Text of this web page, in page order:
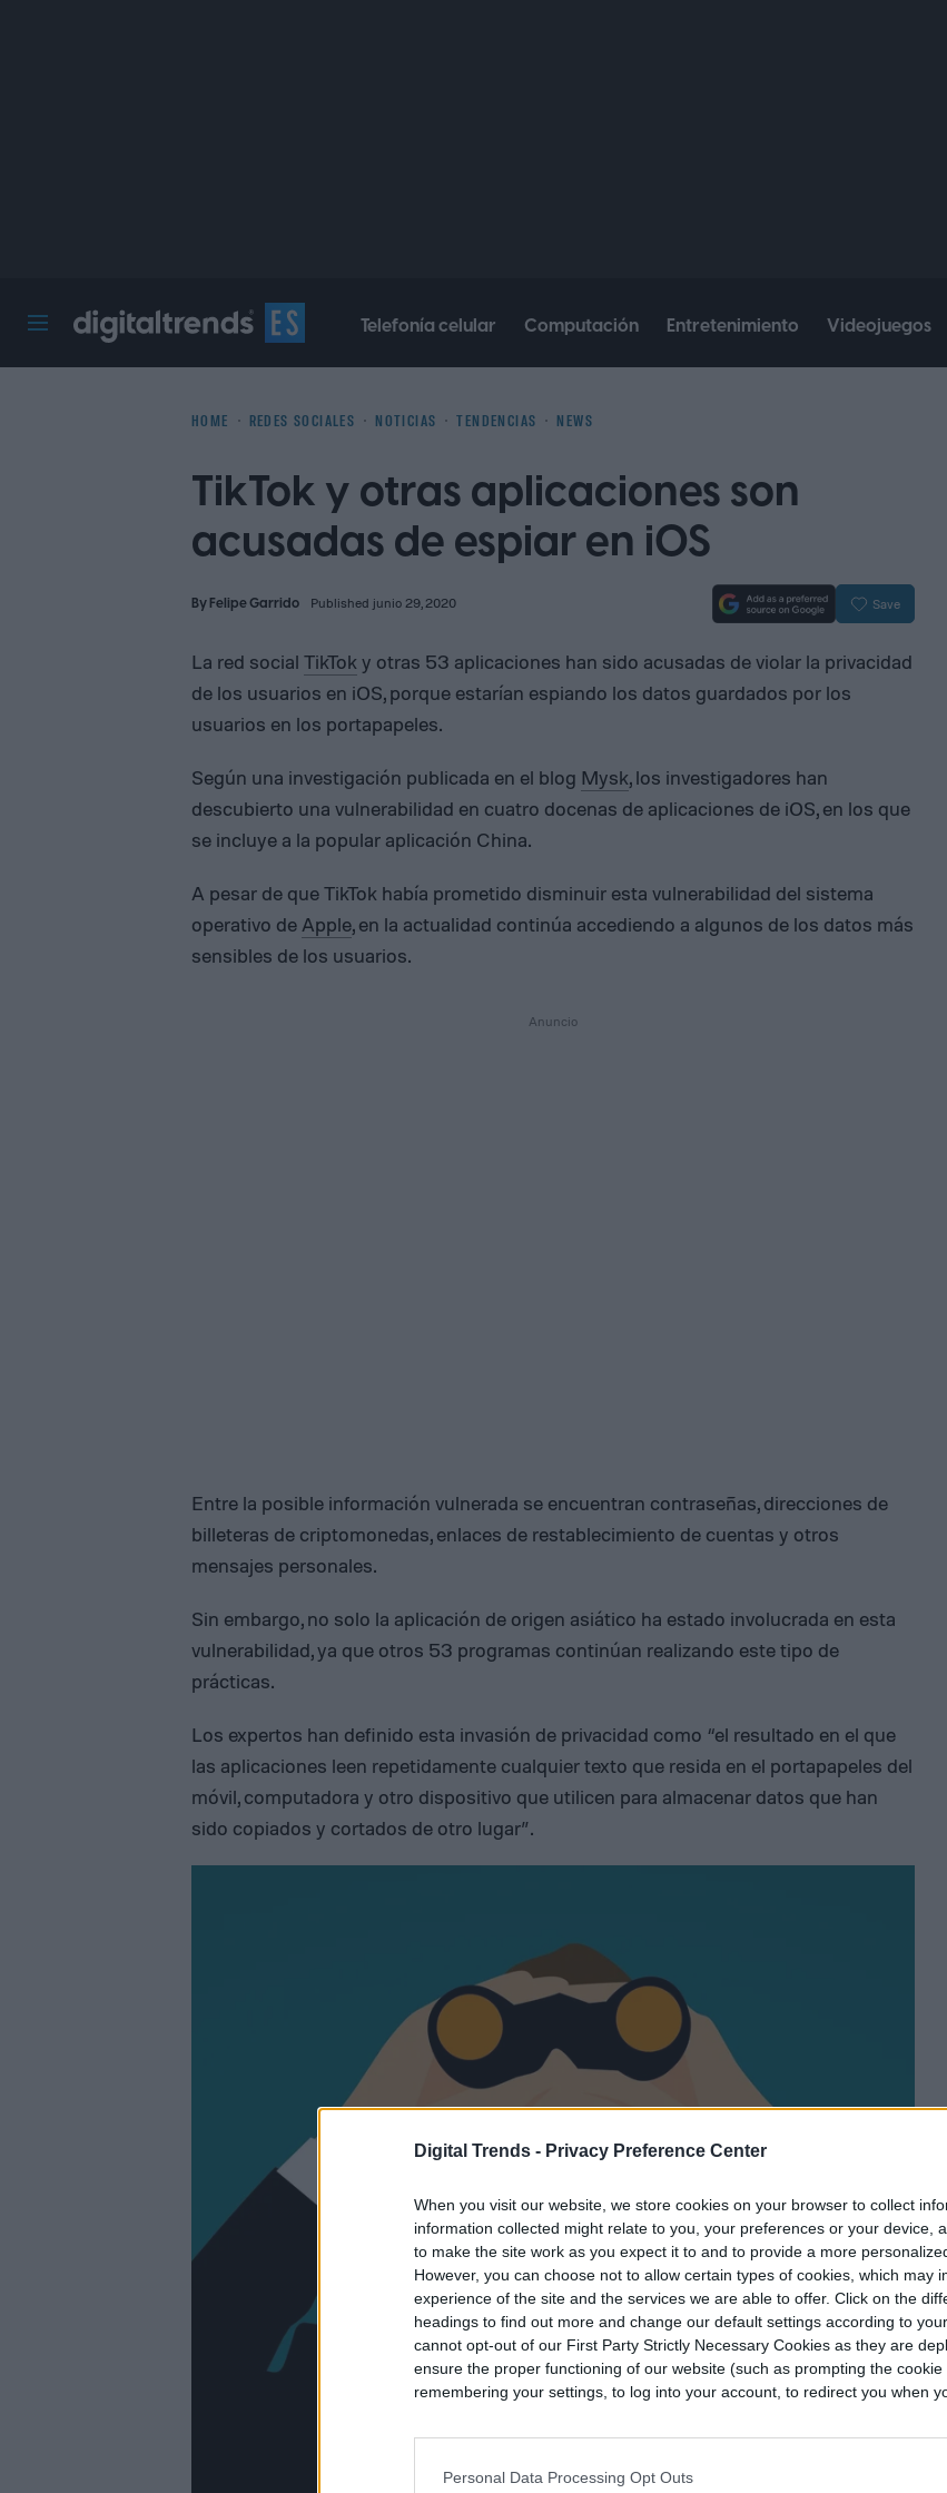
Digital Trends - Privacy Preference Center
When you visit our website, we store cookies on your browser to collect
information collected might relate to you, your preferences or your device,
to make the site work as you expect it to and to provide a more
However, you can choose not to allow certain types of cookies, which may
experience of the site and the services we are able to offer. Click on the
headings to find out more and change our default settings according to
cannot opt-out of our First Party Strictly Necessary Cookies as they are
ensure the proper functioning of our website (such as prompting the cookie
remembering your settings, to log into your account, to redirect you when
Personal Data Processing Opt Outs
Telefonía celular Computación Entretenimiento Videojuegos
HOME REDES SOCIALES NOTICIAS TENDENCIAS NEWS
TikTok y otras aplicaciones son
acusadas de espiar en iOS
ByFelipe Garrido Published junio 29, 2020 Save
La red social TikTok y otras 53 aplicaciones han sido acusadas de violar la privacidad
de los usuarios en iOS, porque estarían espiando los datos guardados por los
usuarios en los portapapeles.
Según una investigación publicada en el blog Mysk, los investigadores han
descubierto una vulnerabilidad en cuatro docenas de aplicaciones de iOS, en los que
se incluye a la popular aplicación China.
A pesar de que TikTok había prometido disminuir esta vulnerabilidad del sistema
operativo de Apple, en la actualidad continúa accediendo a algunos de los datos más
sensibles de los usuarios.
Entre la posible información vulnerada se encuentran contraseñas, direcciones de
billeteras de criptomonedas, enlaces de restablecimiento de cuentas y otros
mensajes personales.
Sin embargo, no solo la aplicación de origen asiático ha estado involucrada en esta
vulnerabilidad, ya que otros 53 programas continúan realizando este tipo de
prácticas.
Los expertos han definido esta invasión de privacidad como “el resultado en el que
las aplicaciones leen repetidamente cualquier texto que resida en el portapapeles del
móvil, computadora y otro dispositivo que utilicen para almacenar datos que han
sido copiados y cortados de otro lugar”.